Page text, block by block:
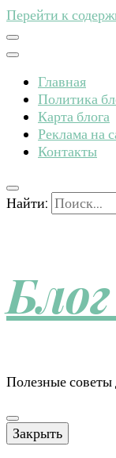
Перейти к
Главная
Политика
Карта блога
Реклама на
Контакты
Найти:
Полезные
Закрыть